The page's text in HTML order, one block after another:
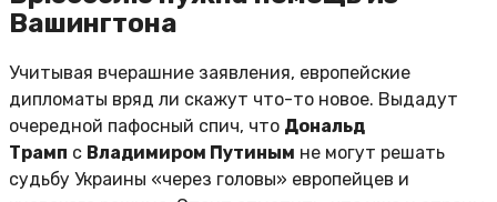
Вашингтона
Учитывая вчерашние заявления, европейские
дипломаты вряд ли скажут что-то новое. Выдадут
очередной пафосный спич, что Дональд
Трамп с Владимиром Путиным не могут решать
судьбу Украины «через головы» европейцев и